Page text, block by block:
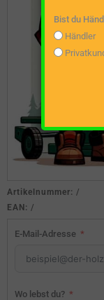
Artikelnummer: /
EAN: /
E-Mail-Adresse
Wo lebst du?
Bist du
Händler